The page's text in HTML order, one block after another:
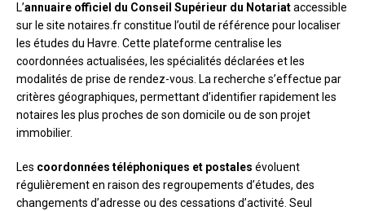
L’annuaire officiel du Conseil Supérieur du Notariataccessible
sur le site notaires.fr constitue l’outil de référence pour localiser
les études du Havre. Cette plateforme centralise les
coordonnées actualisées, les spécialités déclarées et les
modalités de prise de rendez-vous. La recherche s’effectue par
critères géographiques, permettant d’identifier rapidement les
notaires les plus proches de son domicile ou de son projet
immobilier.
Les coordonnées téléphoniques et postales évoluent
régulièrement en raison des regroupements d’études, des
changements d’adresse ou des cessations d’activité. Seul